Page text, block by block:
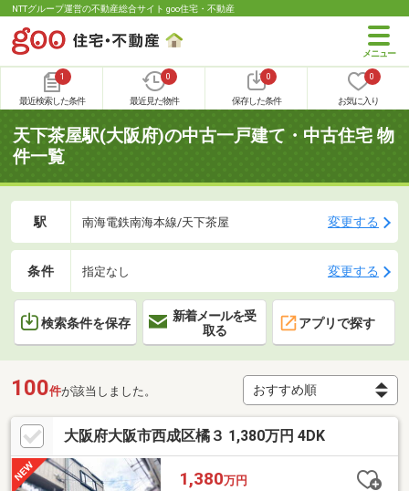
NTTグループ運営の不動産総合サイト goo住宅・不動産
1
最近検索した条件
0
最近見た物件
0
保存した条件
0
お気に入り
天下茶屋駅(大阪府)の中古一戸建て・中古住宅 物
件一覧
駅 南海電鉄南海本線/天下茶屋 変更する
条件 指定なし 変更する
検索条件を保存
新着メールを受
取る
アプリで探す
100件が該当しました。
大阪府大阪市西成区橘３ 1,380万円 4DK
1,380万円